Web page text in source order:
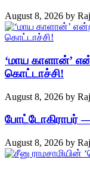
August 8, 2026 by
‘மாய காளான்’
கொட்டாச்சி!
August 8, 2026 by
போட்டோகிராபர்
August 8, 2026 by